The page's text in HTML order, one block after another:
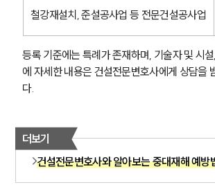
철강재설치, 준설공사업 등 전문건설공사업
등록 기준에는 특례가 존재하며, 기술자 및 시
에 자세한 내용은 건설전문변호사에게 상담을
다.
더보기
건설전문변호사와 알아보는 중대재해 예방